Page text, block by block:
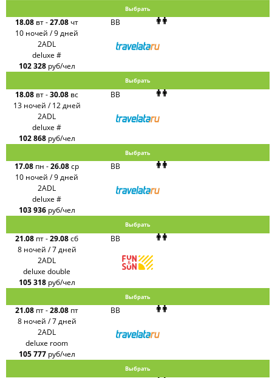
Выбрать
18.08 вт-27.08 чт
10 ночей / 9 дней
BB
2ADL
deluxe #
102 328 руб/чел
Выбрать
18.08 вт-30.08 вс
13 ночей / 12 дней
BB
2ADL
deluxe #
102 868 руб/чел
Выбрать
17.08 пн -26.08ср
10 ночей / 9 дней
BB
2ADL
deluxe #
103 936 руб/чел
Выбрать
21.08 пт-29.08сб
8 ночей / 7 дней
BB
2ADL
deluxe double
105 318 руб/чел
Выбрать
21.08 пт-28.08 пт
8 ночей / 7 дней
BB
2ADL
deluxe room
105 777 руб/чел
Выбрать